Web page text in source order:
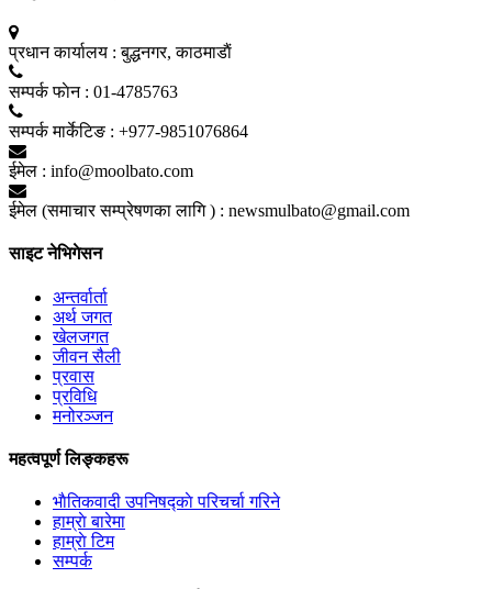
प्रधान कार्यालय : बुद्धनगर, काठमाडाैं
सम्पर्क फाेन : 01-4785763
सम्पर्क मार्केटिङ : +977-9851076864
ईमेल : info@moolbato.com
ईमेल (समाचार सम्प्रेषणका लागि ) : newsmulbato@gmail.com
साइट नेभिगेसन
अन्तर्वार्ता
अर्थ जगत
खेलजगत
जीवन सैली
प्रवास
प्रविधि
मनोरञ्जन
महत्वपूर्ण लिङ्कहरू
भाैतिकवादी उपनिषद्काे परिचर्चा गरिने
हाम्राे बारेमा
हाम्राे टिम
सम्पर्क